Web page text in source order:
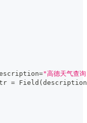
="高德天气查
= Field ( description